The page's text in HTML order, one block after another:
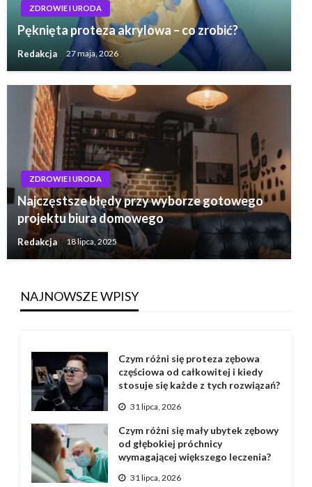
ZDROWIE I URODA
Pęknięta proteza akrylowa – co zrobić?
Redakcja 27 maja, 2026
ZDROWIE I URODA
Najczęstsze błędy przy wyborze gotowego
projektu biura domowego
Redakcja 18 lipca, 2025
NAJNOWSZE WPISY
Czym różni się proteza zębowa
częściowa od całkowitej i kiedy
stosuje się każde z tych rozwiązań?
31 lipca, 2026
Czym różni się mały ubytek zębowy
od głębokiej próchnicy
wymagającej większego leczenia?
31 lipca, 2026